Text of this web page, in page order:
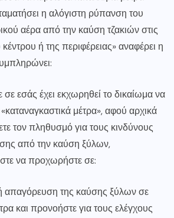
η αλόγιστη ρύπανση του
αέρα από την καύση τζακιών στις
ή της περιφέρειας» αναφέρει η
σε εσάς έχει εκχωρηθεί το δικαίωμα να
μέτρα», αφού αρχικά
τον πληθυσμό για τους κινδύνους
από την καύση ξύλων,
να προχωρήστε σε:
απαγόρευση της καύσης ξύλων σε
και προνοήστε για τους ελέγχους